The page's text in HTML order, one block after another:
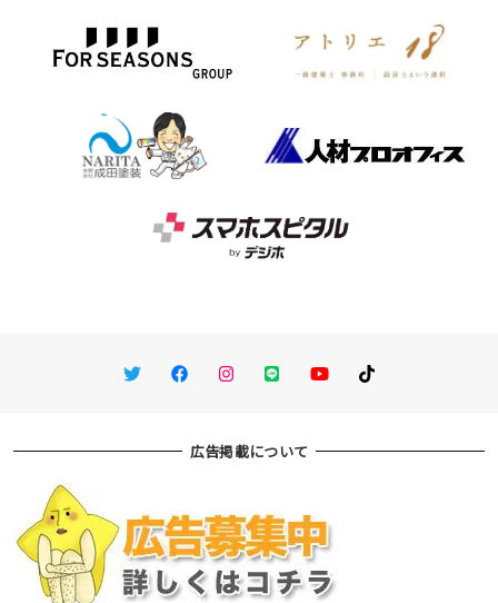
TwitterFacebookInstagram
LINE You TubeTikTok
広告掲載について